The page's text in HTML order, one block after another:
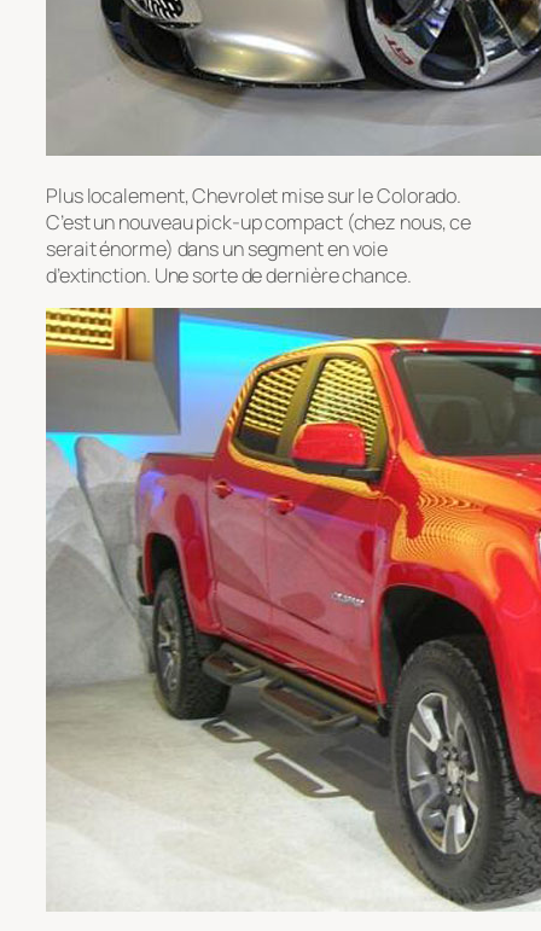
Plus localement, Chevrolet mise sur le Colorado.
C’est un nouveau pick-up compact (chez nous, ce
serait énorme) dans un segment en voie
d’extinction. Une sorte de dernière chance.